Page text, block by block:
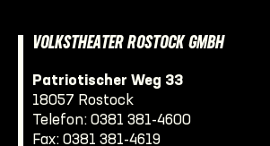
VOLKSTHEATER ROSTOCK GMBH
Patriotischer Weg 33
18057 Rostock
Telefon: 0381 381-4600
Fax: 0381 381-4619